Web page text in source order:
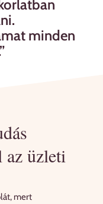
minden
az üzleti
mert